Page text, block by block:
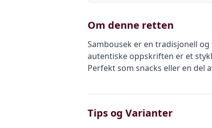
Om denne retten
Sambousek er en tradisjonell
autentiske oppskriften er et
Perfekt som snacks eller en del
Tips og Varianter